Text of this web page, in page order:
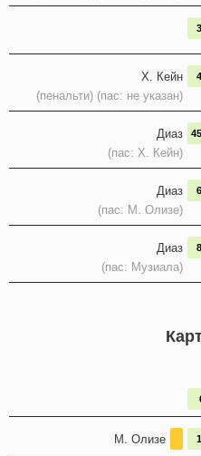
Х. Кейн
(пенальти) (пас: не указан)
Диаз
(пас: Х. Кейн)
Диаз
(пас: М. Олизе)
Диаз
(пас: Музиала)
М. Олизе